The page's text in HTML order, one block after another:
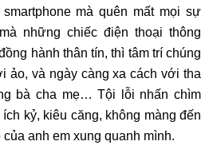
mà quên mất mọi sự
những chiếc điện thoại thông
hành thân tín, thì tâm trí chúng
ảo, và ngày càng xa cách với tha
bà cha mẹ… Tội lỗi nhấn chìm
kỷ, kiêu căng, không màng đến
anh em xung quanh mình.